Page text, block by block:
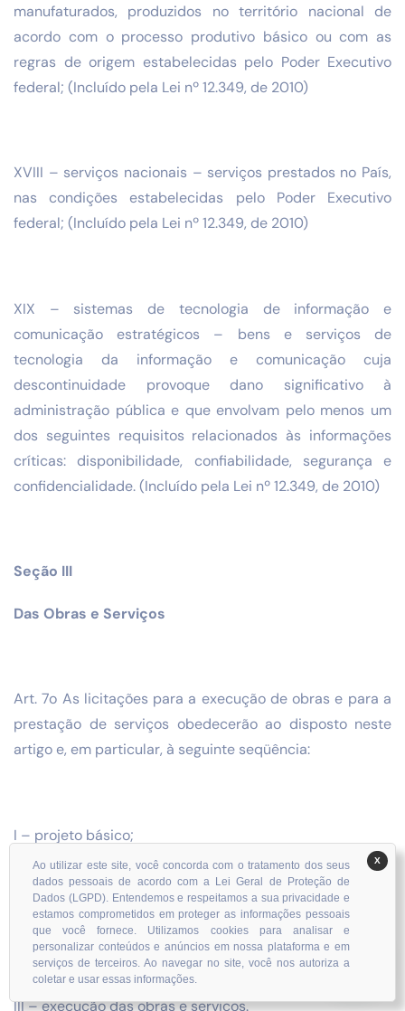
manufaturados, produzidos no território nacional de
acordo com o processo produtivo básico ou com as
regras de origem estabelecidas pelo Poder Executivo
federal; (Incluído pela Lei nº 12.349, de 2010)
XVIII – serviços nacionais – serviços prestados no País,
nas condições estabelecidas pelo Poder Executivo
federal; (Incluído pela Lei nº 12.349, de 2010)
XIX – sistemas de tecnologia de informação e
comunicação estratégicos – bens e serviços de
tecnologia da informação e comunicação cuja
descontinuidade provoque dano significativo à
administração pública e que envolvam pelo menos um
dos seguintes requisitos relacionados às informações
críticas: disponibilidade, confiabilidade, segurança e
confidencialidade. (Incluído pela Lei nº 12.349, de 2010)
Seção III
Das Obras e Serviços
Art. 7o As licitações para a execução de obras e para a
prestação de serviços obedecerão ao disposto neste
artigo e, em particular, à seguinte seqüência:
I – projeto básico;
II – projeto executivo;
III – execução das obras e serviços.
X
Ao utilizar este site, você concorda com o tratamento dos seus
dados pessoais de acordo com a Lei Geral de Proteção de
Dados (LGPD). Entendemos e respeitamos a sua privacidade e
estamos comprometidos em proteger as informações pessoais
que você fornece. Utilizamos cookies para analisar e
personalizar conteúdos e anúncios em nossa plataforma e em
serviços de terceiros. Ao navegar no site, você nos autoriza a
coletar e usar essas informações.